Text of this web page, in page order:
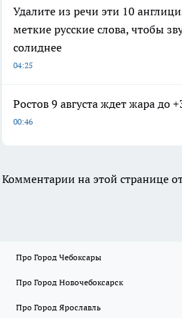
Удалите из речи эти 10
меткие русские слова, чтобы
солиднее
04:25
Ростов 9 августа ждет жара до
00:46
Комментарии на этой странице
Про Город Чебоксары
Про Город Новочебоксарск
Про Город Ярославль